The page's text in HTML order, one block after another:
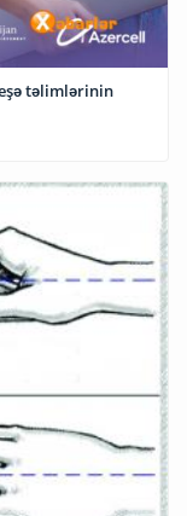
təlimlərinin